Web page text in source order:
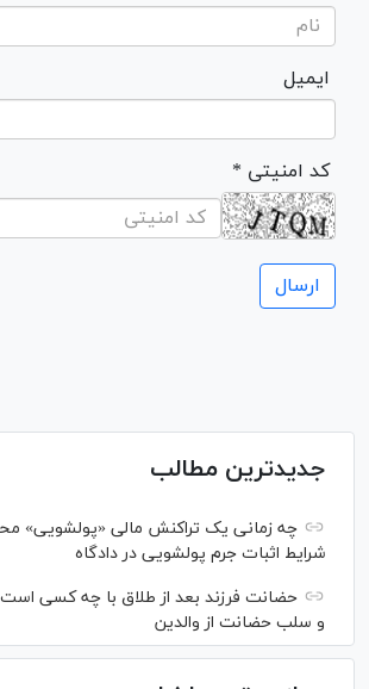
ایمیل
* کد امنیتی
جدیدترین مطالب
چه زمانی یک تراکنش مالی «پولشویی»
شرایط اثبات جرم پولشویی در دادگاه
حضانت فرزند بعد از طلاق با چه کسی
و سلب حضانت از والدین